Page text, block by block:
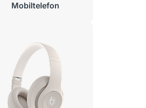
Mobiltelefon